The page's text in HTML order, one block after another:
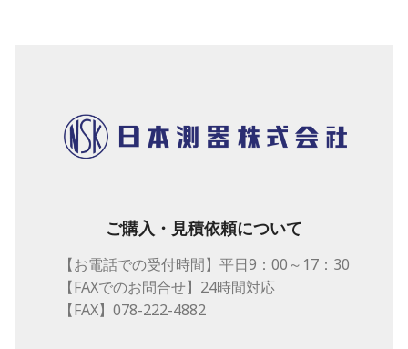
ご購入・見積依頼について
【お電話での受付時間】平日9：00～17：30
【FAXでのお問合せ】24時間対応
【FAX】078-222-4882